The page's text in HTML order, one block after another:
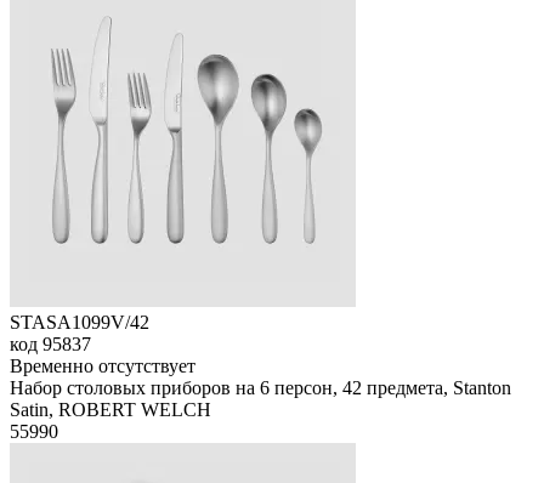
STASA1099V/42
код 95837
Временно отсутствует
Набор столовых приборов на 6 персон, 42 предмета, Stanton
Satin, ROBERT WELCH
55990